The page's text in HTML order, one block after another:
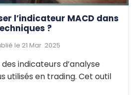
l’indicateur MACD dans
?
le 21 Mar. 2025
des indicateurs d’analyse
utilisés en trading. Cet outil